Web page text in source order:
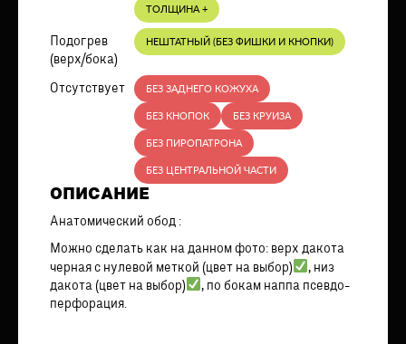
ОПИСАНИЕ
Анатомический обод :
Можно сделать как на данном фото: верх дакота
черная с нулевой меткой (цвет на выбор)
, низ
дакота (цвет на выбор)
, по бокам наппа псевдо-
перфорация.
ТОЛЩИНА +
Подогрев
(верх/бока)
НЕШТАТНЫЙ (БЕЗ ФИШКИ И КНОПКИ)
Отсутствует БЕЗ ЗАДНЕГО КОЖУХА
БЕЗ КНОПОК БЕЗ КРУИЗА
БЕЗ ПИРОПАТРОНА
БЕЗ ЦЕНТРАЛЬНОЙ ЧАСТИ